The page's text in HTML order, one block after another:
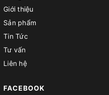
Giới thiệu
Sản phẩm
Tin Tức
Tư vấn
Liên hệ
FACEBOOK